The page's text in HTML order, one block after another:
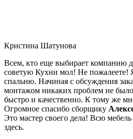
Кристина Шатунова
Всем, кто еще выбирает компанию
советую Кухни мол! Не пожалеете!
спальню. Начиная с обсуждения
монтажом никаких проблем не
быстро и качественно. К тому же
Огромное спасибо сборщику
Это мастер своего дела! Всю мебель
здесь.